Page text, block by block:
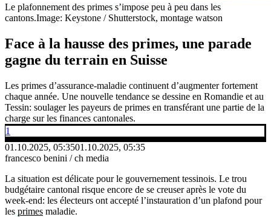
Le plafonnement des primes s’impose peu à peu dans les
cantons.Image: Keystone / Shutterstock, montage watson
Face à la hausse des primes, une parade
gagne du terrain en Suisse
Les primes d’assurance-maladie continuent d’augmenter fortement
chaque année. Une nouvelle tendance se dessine en Romandie et au
Tessin: soulager les payeurs de primes en transférant une partie de la
charge sur les finances cantonales.
1
01.10.2025, 05:3501.10.2025, 05:35
francesco benini / ch media
La situation est délicate pour le gouvernement tessinois. Le trou
budgétaire cantonal risque encore de se creuser après le vote du
week-end: les électeurs ont accepté l’instauration d’un plafond pour
les primes maladie.